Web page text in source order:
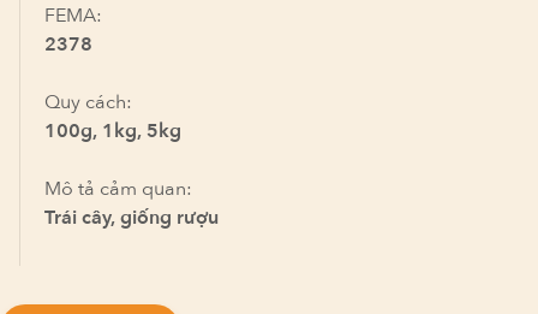
FEMA:
2378
Quy cách:
100g, 1kg, 5kg
Mô tả cảm quan:
Trái cây, giống rượu